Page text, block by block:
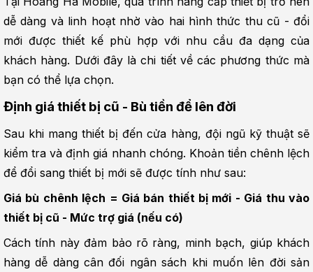
dễ dàng và linh hoạt nhờ vào hai hình thức thu cũ - đổi
mới được thiết kế phù hợp với nhu cầu đa dạng của
khách hàng. Dưới đây là chi tiết về các phương thức mà
bạn có thể lựa chọn.
Định giá thiết bị cũ - Bù tiền để lên đời
Sau khi mang thiết bị đến cửa hàng, đội ngũ kỹ thuật sẽ
kiểm tra và định giá nhanh chóng. Khoản tiền chênh lệch
để đổi sang thiết bị mới sẽ được tính như sau:
Giá bù chênh lệch = Giá bán thiết bị mới - Giá thu vào
thiết bị cũ - Mức trợ giá (nếu có)
Cách tính này đảm bảo rõ ràng, minh bạch, giúp khách
hàng dễ dàng cân đối ngân sách khi muốn lên đời sản